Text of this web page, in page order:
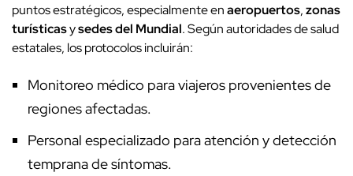
puntos estratégicos, especialmente enaeropuertos,zonas
turísticasysedes del Mundial. Según autoridades de salud
estatales, los protocolos incluirán:
Monitoreo médico para viajeros provenientes de
regiones afectadas.
Personal especializado para atención y detección
temprana de síntomas.